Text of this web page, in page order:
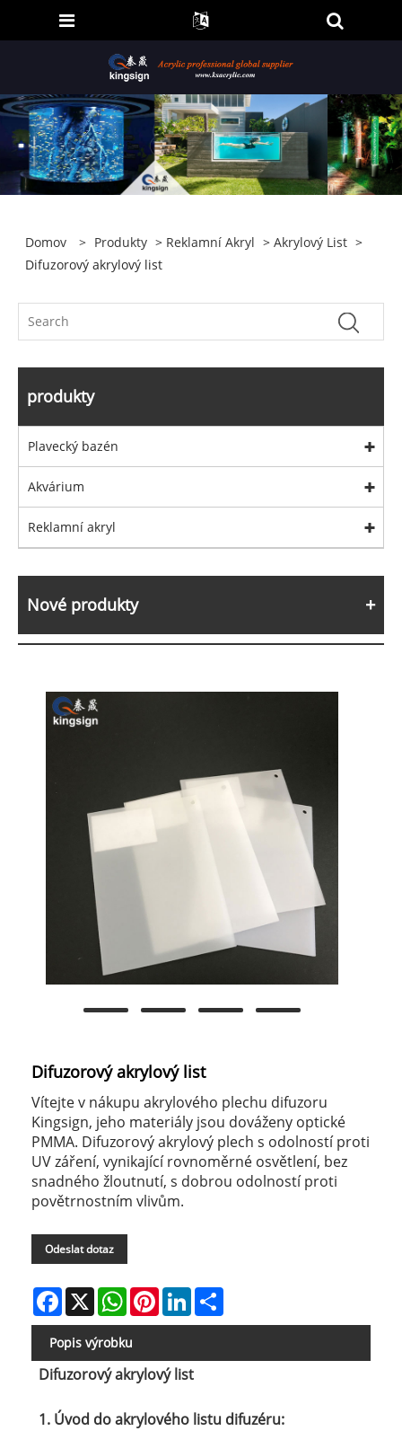
Domov > Produkty > Reklamní Akryl >Akrylový List >
Difuzorový akrylový list
produkty
Plavecký bazén
Akvárium
Reklamní akryl
Nové produkty
Difuzorový akrylový list
Vítejte v nákupu akrylového plechu difuzoru
Kingsign, jeho materiály jsou dováženy optické
PMMA. Difuzorový akrylový plech s odolností proti
UV záření, vynikající rovnoměrné osvětlení, bez
snadného žloutnutí, s dobrou odolností proti
povětrnostním vlivům.
Odeslat dotaz
Facebook
X WhatsAppPinterestLinkedIn
Popis výrobku
Difuzorový akrylový list
1. Úvod do akrylového listu difuzéru: